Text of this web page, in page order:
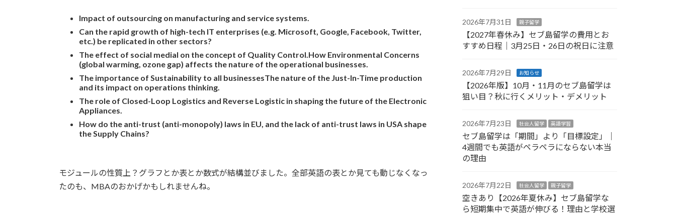
Impact of outsourcing on manufacturing and service systems.
Can the rapid growth of high-tech IT enterprises (e.g. Microsoft, Google, Facebook, Twitter,
etc.) be replicated in other sectors?
The effect of social medial on the concept of Quality Control. How Environmental Concerns
(global warming, ozone gap) affects the nature of the operational businesses.
The importance of Sustainability to all businessesThe nature of the Just-In-Time production
and its impact on operations thinking.
The role of Closed-Loop Logistics and Reverse Logistic in shaping the future of the Electronic
Appliances.
How do the anti-trust (anti-monopoly) laws in EU, and the lack of anti-trust laws in USA shape
the Supply Chains?
モジュールの性質上？グラフとか表とか数式が結構並びました。全部英語の表とか見ても動じなくなっ
たのも、MBAのおかげかもしれませんね。
2026年7月31日 親子留学
【2027年春休み】セブ島留学の費用とお
すすめ日程｜3月25日・26日の祝日に注意
2026年7月29日 お知らせ
【2026年版】10月・11月のセブ島留学は
狙い目？秋に行くメリット・デメリット
2026年7月23日 社会人留学 英語学習
セブ島留学は「期間」より「目標設定」｜
4週間でも英語がペラペラにならない本当
の理由
2026年7月22日 社会人留学 親子留学
空きあり【2026年夏休み】セブ島留学な
ら短期集中で英語が伸びる！理由と学校選